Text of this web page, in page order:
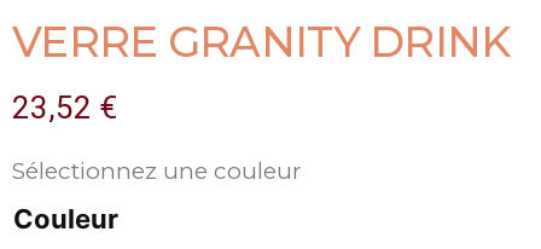
VERRE GRANITY DRINK
23,52 €
Sélectionnez une couleur
Couleur